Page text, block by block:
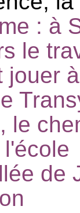
: à
le
jouer
le
de